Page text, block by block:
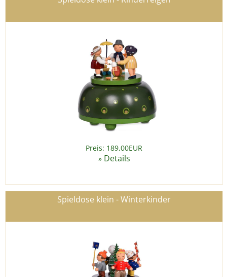
Preis: 189,00EUR
» Details
Spieldose klein - Winterkinder